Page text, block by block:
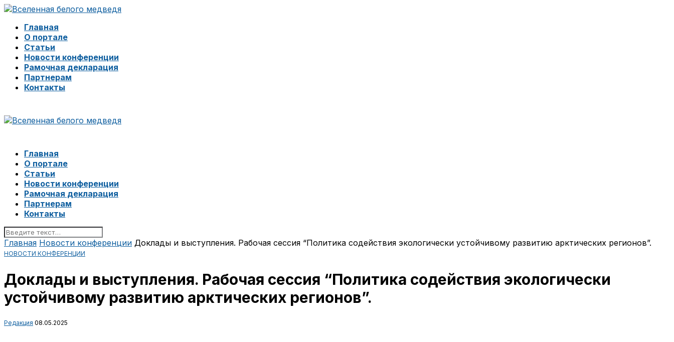
Главная
О портале
Статьи
Новости конференции
Рамочная декларация
Партнерам
Контакты
Главная
О портале
Статьи
Новости конференции
Рамочная декларация
Партнерам
Контакты
Главная Новости конференции Доклады и выступления. Рабочая сессия “Политика содействия экологически устойчивому развитию арктических регионов”.
НОВОСТИ КОНФЕРЕНЦИИ
Доклады и выступления. Рабочая сессия “Политика содействия экологически
устойчивому развитию арктических регионов”.
Редакция 08.05.2025